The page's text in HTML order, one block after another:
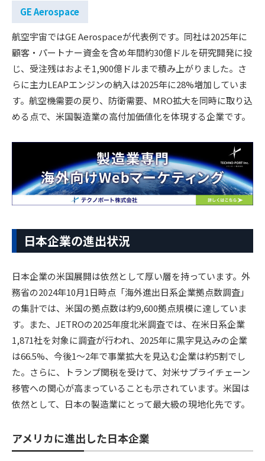
GE Aerospace
航空宇宙ではGE Aerospaceが代表例です。同社は2025年に
顧客・パートナー資金を含め年間約30億ドルを研究開発に投
じ、受注残はおよそ1,900億ドルまで積み上がりました。さ
らに主力LEAPエンジンの納入は2025年に28%増加していま
す。航空機需要の戻り、防衛需要、MRO拡大を同時に取り込
める点で、米国製造業の高付加価値化を体現する企業です。
日本企業の進出状況
日本企業の米国展開は依然として厚い層を持っています。外
務省の2024年10月1日時点「海外進出日系企業拠点数調査」
の集計では、米国の拠点数は約9,600拠点規模に達していま
す。また、JETROの2025年度北米調査では、在米日系企業
1,871社を対象に調査が行われ、2025年に黒字見込みの企業
は66.5%、今後1～2年で事業拡大を見込む企業は約5割でし
た。さらに、トランプ関税を受けて、対米サプライチェーン
移管への関心が高まっていることも示されています。米国は
依然として、日本の製造業にとって最大級の現地化先です。
アメリカに進出した日本企業